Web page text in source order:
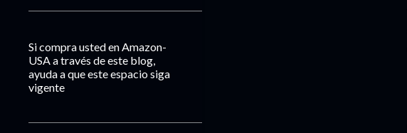
Si compra usted en Amazon-
USA a través de este blog,
ayuda a que este espacio siga
vigente